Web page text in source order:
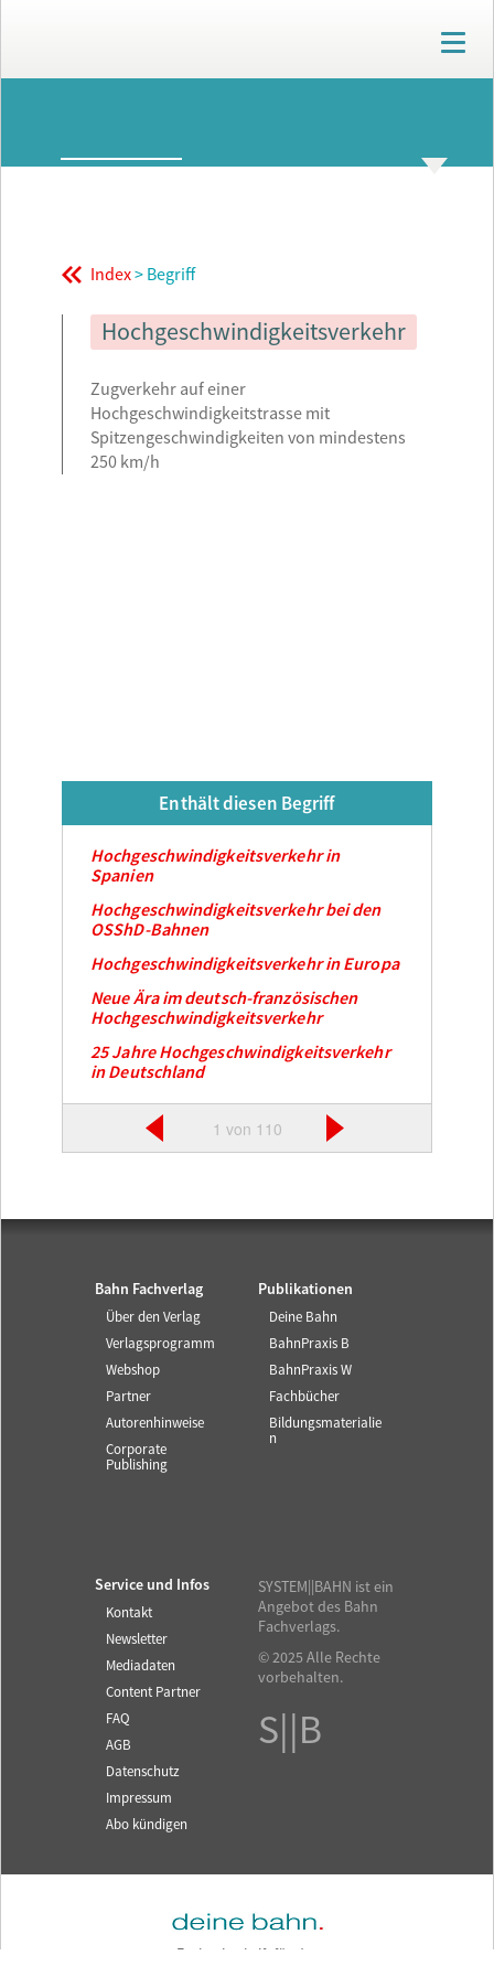
T
o
g
n
GLOSSAR
Index> Begriff
Hochgeschwindigkeitsverkehr
Zugverkehr auf einer
Hochgeschwindigkeitstrasse mit
Spitzengeschwindigkeiten von mindestens
250 km/h
Enthält diesen Begriff
Hochgeschwindigkeitsverkehr in
Spanien
Hochgeschwindigkeitsverkehr bei den
OSShD-Bahnen
Hochgeschwindigkeitsverkehr in Europa
Neue Ära im deutsch-französischen
Hochgeschwindigkeitsverkehr
25 Jahre Hochgeschwindigkeitsverkehr
in Deutschland
1 von 110
Bahn Fachverlag
Über den Verlag
Verlagsprogramm
Webshop
Partner
Autorenhinweise
Corporate
Publishing
Publikationen
Deine Bahn
BahnPraxis B
BahnPraxis W
Fachbücher
Bildungsmaterialie
n
Service und Infos
Kontakt
Newsletter
Mediadaten
Content Partner
FAQ
AGB
Datenschutz
Impressum
Abo kündigen
SYSTEM||BAHN ist ein
Angebot des Bahn
Fachverlags.
© 2025 Alle Rechte
vorbehalten.
S||B
Fachzeitschrift für das